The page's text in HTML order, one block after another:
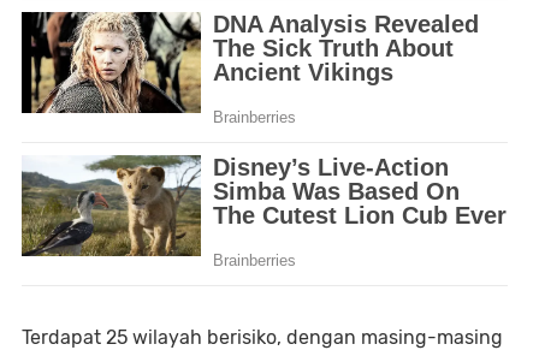
Terdapat 25 wilayah berisiko, dengan masing-masing